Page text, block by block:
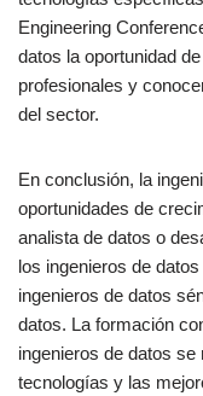
Engineering
datos la oportunidad
profesionales y
del sector.
En conclusión, la
oportunidades de
analista de datos o
los ingenieros de
ingenieros de datos
datos. La formación
ingenieros de datos
tecnologías y las